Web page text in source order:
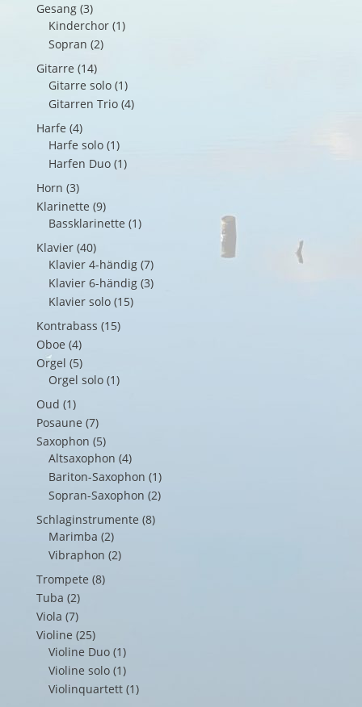
Gesang (3)
Kinderchor (1)
Sopran (2)
Gitarre (14)
Gitarre solo (1)
Gitarren Trio (4)
Harfe (4)
Harfe solo (1)
Harfen Duo (1)
Horn (3)
Klarinette (9)
Bassklarinette (1)
Klavier (40)
Klavier 4-händig (7)
Klavier 6-händig (3)
Klavier solo (15)
Kontrabass (15)
Oboe (4)
Orgel (5)
Orgel solo (1)
Oud (1)
Posaune (7)
Saxophon (5)
Altsaxophon (4)
Bariton-Saxophon (1)
Sopran-Saxophon (2)
Schlaginstrumente (8)
Marimba (2)
Vibraphon (2)
Trompete (8)
Tuba (2)
Viola (7)
Violine (25)
Violine Duo (1)
Violine solo (1)
Violinquartett (1)